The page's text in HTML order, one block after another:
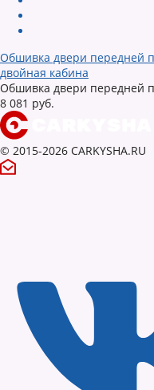
Обшивка двери передней
двойная кабина
Обшивка двери передней
8 081 руб.
© 2015-2026 CARKYSHA.RU